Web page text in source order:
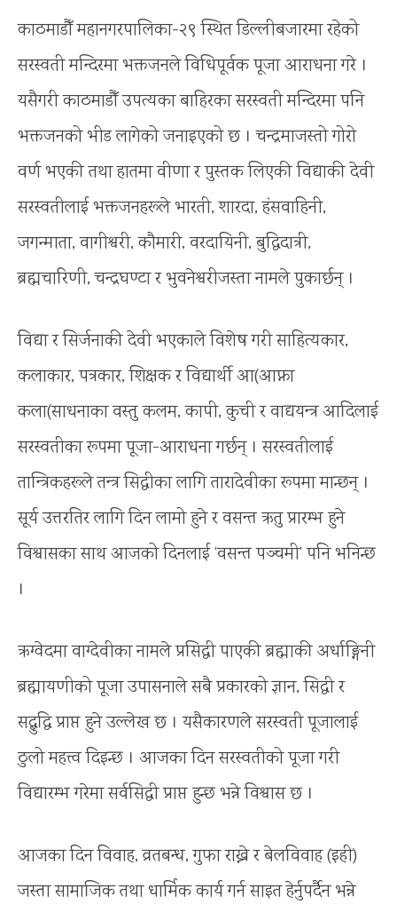
काठमाडौँ महानगरपालिका-२९ स्थित डिल्लीबजारमा रहेको
सरस्वती मन्दिरमा भक्तजनले विधिपूर्वक पूजा आराधना गरे ।
यसैगरी काठमाडौँ उपत्यका बाहिरका सरस्वती मन्दिरमा पनि
भक्तजनको भीड लागेको जनाइएको छ । चन्द्रमाजस्तो गोरो
वर्ण भएकी तथा हातमा वीणा र पुस्तक लिएकी विद्याकी देवी
सरस्वतीलाई भक्तजनहरूले भारती, शारदा, हंसवाहिनी,
जगन्माता, वागीश्वरी, कौमारी, वरदायिनी, बुद्धिदात्री,
ब्रह्मचारिणी, चन्द्रघण्टा र भुवनेश्वरीजस्ता नामले पुकार्छन् ।
विद्या र सिर्जनाकी देवी भएकाले विशेष गरी साहित्यकार,
कलाकार, पत्रकार, शिक्षक र विद्यार्थी आ(आफ्ना
कला(साधनाका वस्तु कलम, कापी, कुची र वाद्ययन्त्र आदिलाई
सरस्वतीका रूपमा पूजा-आराधना गर्छन् । सरस्वतीलाई
तान्त्रिकहरूले तन्त्र सिद्धीका लागि तारादेवीका रूपमा मान्छन् ।
सूर्य उत्तरतिर लागि दिन लामो हुने र वसन्त ऋतु प्रारम्भ हुने
विश्वासका साथ आजको दिनलाई ‘वसन्त पञ्चमी’ पनि भनिन्छ
।
ऋग्वेदमा वाग्देवीका नामले प्रसिद्धी पाएकी ब्रह्माकी अर्धाङ्गिनी
ब्रह्मायणीको पूजा उपासनाले सबै प्रकारको ज्ञान, सिद्धी र
सद्बुद्धि प्राप्त हुने उल्लेख छ । यसैकारणले सरस्वती पूजालाई
ठुलो महत्त्व दिइन्छ । आजका दिन सरस्वतीको पूजा गरी
विद्यारम्भ गरेमा सर्वसिद्धी प्राप्त हुन्छ भन्ने विश्वास छ ।
आजका दिन विवाह, व्रतबन्ध, गुफा राख्ने र बेलविवाह (इही)
जस्ता सामाजिक तथा धार्मिक कार्य गर्न साइत हेर्नुपर्दैन भन्ने